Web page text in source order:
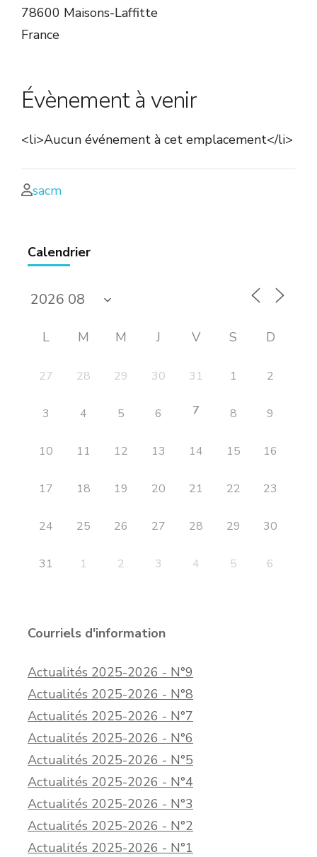
78600 Maisons-Laffitte
France
Évènement à venir
<li>Aucun événement à cet emplacement</li>
sacm
Calendrier
L M M J V S D
27 28 29 30 31 1 2
3 4 5 6 7 8 9
10 11 12 13 14 15 16
17 18 19 20 21 22 23
24 25 26 27 28 29 30
31 1 2 3 4 5 6
Courriels d'information
Actualités 2025-2026 - N°9
Actualités 2025-2026 - N°8
Actualités 2025-2026 - N°7
Actualités 2025-2026 - N°6
Actualités 2025-2026 - N°5
Actualités 2025-2026 - N°4
Actualités 2025-2026 - N°3
Actualités 2025-2026 - N°2
Actualités 2025-2026 - N°1